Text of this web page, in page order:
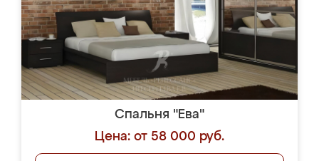
Спальня "Ева"
Цена: от 58 000 руб.